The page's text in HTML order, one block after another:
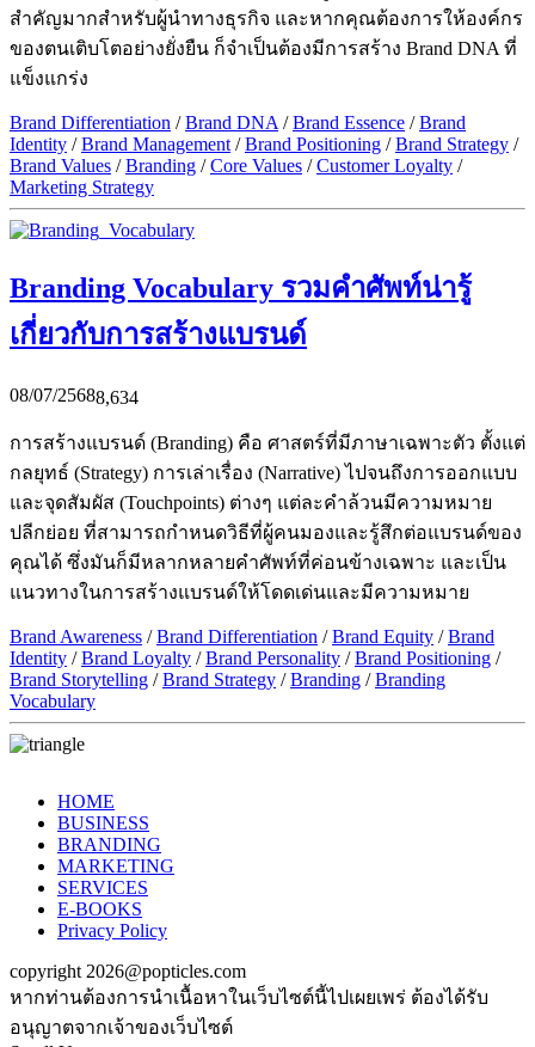
สำคัญมากสำหรับผู้นำทางธุรกิจ และหากคุณต้องการให้องค์กร
ของตนเติบโตอย่างยั่งยืน ก็จำเป็นต้องมีการสร้าง Brand DNA ที่
แข็งแกร่ง
Brand Differentiation /Brand DNA /Brand Essence /Brand
Identity /Brand Management /Brand Positioning /Brand Strategy /
Brand Values /Branding /Core Values /Customer Loyalty /
Marketing Strategy
Branding Vocabulary รวมคำศัพท์น่ารู้
เกี่ยวกับการสร้างแบรนด์
08/07/25688,634
การสร้างแบรนด์ (Branding) คือ ศาสตร์ที่มีภาษาเฉพาะตัว ตั้งแต่
กลยุทธ์ (Strategy) การเล่าเรื่อง (Narrative) ไปจนถึงการออกแบบ
และจุดสัมผัส (Touchpoints) ต่างๆ แต่ละคำล้วนมีความหมาย
ปลีกย่อย ที่สามารถกำหนดวิธีที่ผู้คนมองและรู้สึกต่อแบรนด์ของ
คุณได้ ซึ่งมันก็มีหลากหลายคำศัพท์ที่ค่อนข้างเฉพาะ และเป็น
แนวทางในการสร้างแบรนด์ให้โดดเด่นและมีความหมาย
Brand Awareness /Brand Differentiation /Brand Equity /Brand
Identity /Brand Loyalty /Brand Personality /Brand Positioning /
Brand Storytelling /Brand Strategy /Branding /Branding
Vocabulary
HOME
BUSINESS
BRANDING
MARKETING
SERVICES
E-BOOKS
Privacy Policy
copyright 2026@popticles.com
หากท่านต้องการนำเนื้อหาในเว็บไซต์นี้ไปเผยเพร่ ต้องได้รับ
อนุญาตจากเจ้าของเว็บไซต์